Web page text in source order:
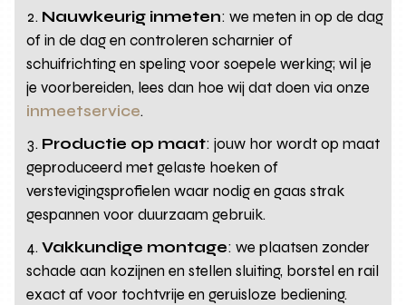
Nauwkeurig inmeten: we meten in op de dag
of in de dag en controleren scharnier of
schuifrichting en speling voor soepele werking; wil je
je voorbereiden, lees dan hoe wij dat doen via onze
inmeetservice.
Productie op maat: jouw hor wordt op maat
geproduceerd met gelaste hoeken of
verstevigingsprofielen waar nodig en gaas strak
gespannen voor duurzaam gebruik.
Vakkundige montage: we plaatsen zonder
schade aan kozijnen en stellen sluiting, borstel en rail
exact af voor tochtvrije en geruisloze bediening.